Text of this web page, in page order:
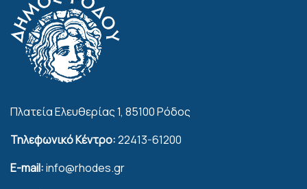
Πλατεία Ελευθερίας 1, 85100 Ρόδος
Τηλεφωνικό Κέντρο:22413-61200
E-mail:info@rhodes.gr